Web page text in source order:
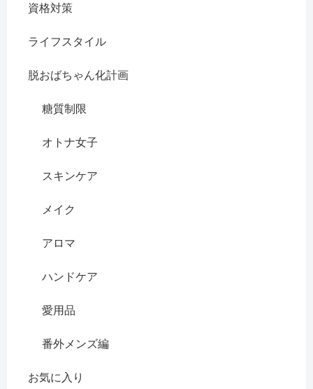
資格対策
ライフスタイル
脱おばちゃん化計画
糖質制限
オトナ女子
スキンケア
メイク
アロマ
ハンドケア
愛用品
番外メンズ編
お気に入り